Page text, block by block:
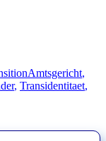
Schlagwörter
Amtsgericht,
, Transidentitaet,